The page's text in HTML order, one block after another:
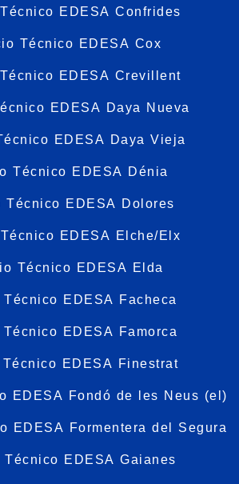
EDESA Confrides
Técnico EDESA Cox
EDESA Crevillent
EDESA Daya Nueva
EDESA Daya Vieja
Técnico EDESA Dénia
Técnico EDESA Dolores
EDESA Elche/Elx
Técnico EDESA Elda
EDESA Facheca
EDESA Famorca
EDESA Finestrat
EDESA Fondó de les Neus (el)
EDESA Formentera del Segura
Técnico EDESA Gaianes